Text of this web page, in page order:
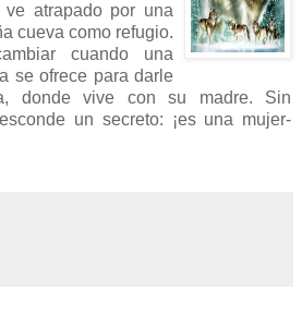
atrapado por una
cueva como refugio.
cuando una
se ofrece para darle
donde vive con su madre. Sin
un secreto: ¡es una mujer-